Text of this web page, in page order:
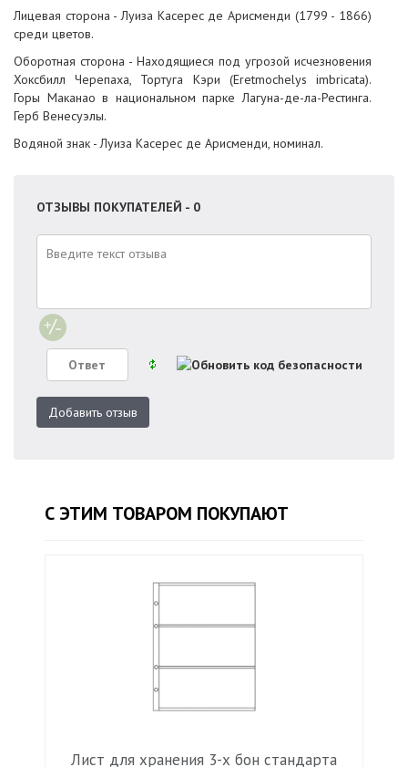
Лицевая сторона - Луиза Касерес де Арисменди (1799 - 1866)
среди цветов.
Оборотная сторона - Находящиеся под угрозой исчезновения
Хоксбилл Черепаха, Тортуга Кэри (Eretmochelys imbricata).
Горы Маканао в национальном парке Лагуна-де-ла-Рестинга.
Герб Венесуэлы.
Водяной знак - Луиза Касерес де Арисменди, номинал.
ОТЗЫВЫ ПОКУПАТЕЛЕЙ - 0
Добавить отзыв
С ЭТИМ ТОВАРОМ ПОКУПАЮТ
Лист для хранения 3-х бон стандарта